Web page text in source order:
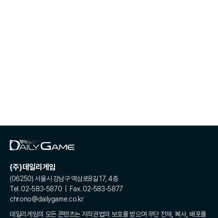
(주)데일리게임
(06250) 서울시 강남구 역삼로8길 17, 4층
Tel. 02-583-5870 | Fax. 02-583-5877
chrono@dailygame.co.kr
데일리게임의 모든 콘텐츠는 저작권법의 보호를 받으며 무단 전재, 복사, 배포를